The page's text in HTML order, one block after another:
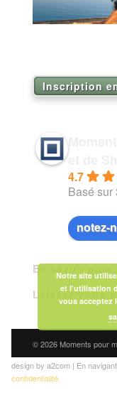
Inscription
et de
4.7
Basé sur
notez-
En savoir plus
Laissez votre
© 2026 Moments pour
design by a2com | En
confidentialité.
Notre site
et l'utilisation
vous acceptez